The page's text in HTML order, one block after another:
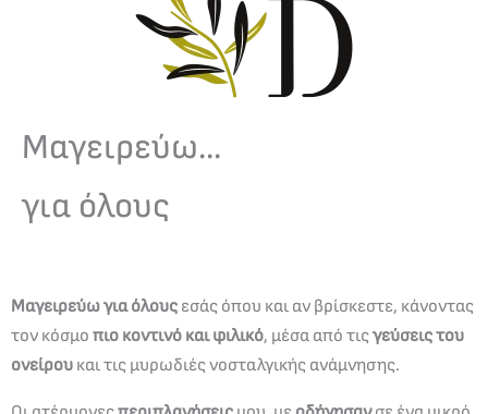
Μαγειρεύω...
για όλους
Μαγειρεύω για όλους εσάς όπου και αν βρίσκεστε, κάνοντας
τον κόσμο πιο κοντινό και φιλικό, μέσα από τιςγεύσεις του
ονείρου και τις μυρωδιές νοσταλγικής ανάμνησης.